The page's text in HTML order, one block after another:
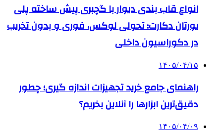
انواع قاب بندی دیوار با گچبری پیش ساخته پلی
یورتان دکارت؛ تحولی لوکس، فوری و بدون تخریب
در دکوراسیون داخلی
۱۴۰۵/۰۴/۱۵
راهنمای جامع خرید تجهیزات اندازه گیری؛ چطور
دقیق‌ترین ابزارها را آنلاین بخریم؟
۱۴۰۵/۰۴/۰۹